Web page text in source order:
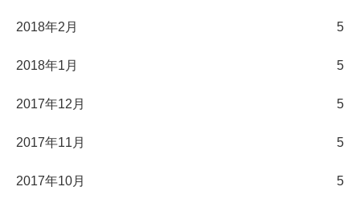
2018年2月 5
2018年1月 5
2017年12月 5
2017年11月 5
2017年10月 5